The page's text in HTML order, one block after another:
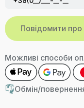
Можливі способи
Обмін/